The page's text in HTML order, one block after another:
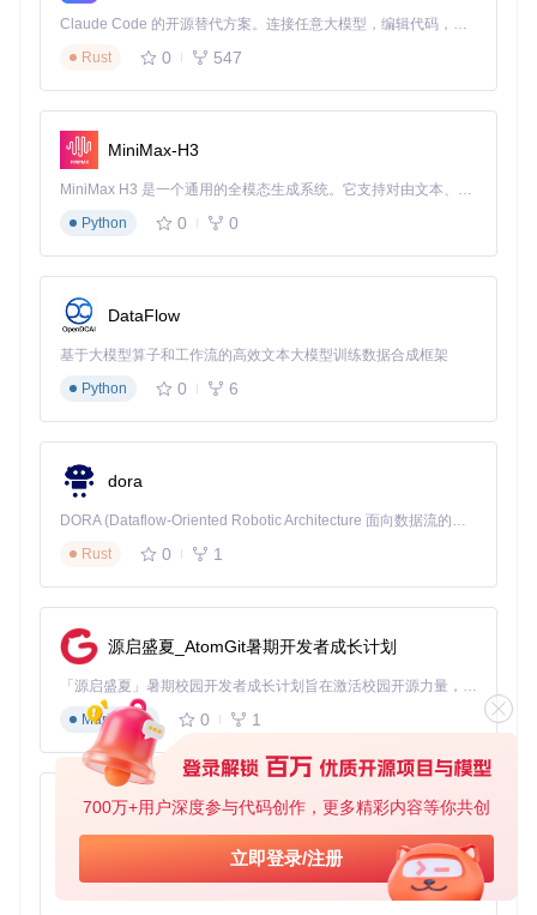
700万+用户深度参与代码创作，更多精彩内容等你共创
立即登录/注册
单键映射：将侧键直接映射为系统功能如Mission Control
情境动作：根据当前活跃应用自动切换按键功能
高级手势：配置点击拖拽等复杂操作模式
行业定制化场景方案
视频剪辑工作流优化
专业剪辑师可将鼠标侧键配置为时间线控制：
中键+滚轮：精确时间缩放
实际测试表明，经过优化的鼠标配置可使多轨道剪辑效率提升
3D建模操作增强
针对Blender等建模软件，可创建专属配置方案：
侧键1：视图旋转锁定
侧键2：选择模式切换
交易员可将鼠标改造成专业交易面板：
左侧键：买入
右侧键：卖出
滚轮：调整交易数量
中键：快速平仓 这种配置将交易决策时间从平均1.2秒缩短
滚动体验优化技术
Mac Mouse Fix的滚动优化引擎采用双阶段处理机制：硬件信
Claude Code 的开源替代方案。连接任意大模型，编辑代码，运行命令，自动验证 — 全自动执行。用 Rust 构建，极致性能。 ｜ An open-source alternative to Claude Code. Connect any LLM, edit code, run commands, and verify changes — autonomously. Built in Rust for speed. Get Started
Rust
0 547
MiniMax-H3
MiniMax H3 是一个通用的全模态生成系统。它支持对由文本、图像、视频和音频组成的多模态上下文进行统一理解，并能生成分辨率高达 2K、时长可达 15 秒的带原生立体声音频的视频。得益于面向任务泛化的系统设计，H3 在预训练阶段就已具备广泛的多模态上下文理解与生成能力，能够出色地执行复杂的多模态指令。
Python
0 0
DataFlow
基于大模型算子和工作流的高效文本大模型训练数据合成框架
Python
0 6
dora
DORA (Dataflow-Oriented Robotic Architecture 面向数据流的机器人架构) 是为 AI 与具身智能机器人打造的高性能开发框架，以数据流范式重构开发逻辑，原生支持分布式部署与端边云协同 —— 无需复杂适配，即可实现一体端到端具身大小脑、VLA等模型部署，无缝衔接感知、推理、控制全链路，让 AI 能力与机器人动作深度融合。 依托 Rust 内核与零拷贝通信技术，它将具身大小脑、VLA等模型推理、多模态数据融合延迟压缩至微秒级，同时兼容 ROS2 生态与国产 AI 芯片，彻底降低具身智能机器人的开发门槛，让分布式部署下的 AI 赋能创新更高效、更灵活。
Rust
0 1
源启盛夏_AtomGit暑期开发者成长计划
「源启盛夏」暑期校园开发者成长计划旨在激活校园开源力量，通过积分激励、认证扶持、资源倾斜等形式，引导高校组织和开发者完成「入驻 — 建项目 — 做贡献 — 获认证 — 得资源」的完整闭环。无论你是想带领社团入驻平台的组织者，还是希望用代码贡献证明自己的开发者，都能在这里找到属于你的成长路径。
Markdown
0 1
py-xiaozhi
基于Python的Xiaozhi AI，适用于想要完整Xiaozhi体验而无需拥有专用硬件的用户。
Python
0 1